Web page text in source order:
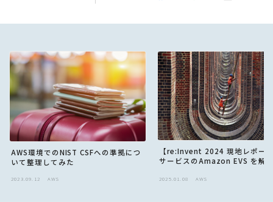
AWS環境でのNIST CSFへの準拠につ
いて整理してみた
2023.09.12 AWS
【re:Invent 2024 現地レポー
サービスのAmazon EVS を解
2025.01.08 AWS